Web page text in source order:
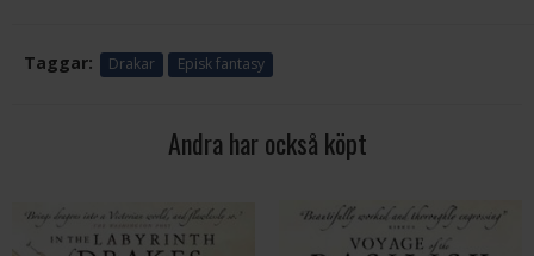
Taggar: Drakar Episk fantasy
Andra har också köpt